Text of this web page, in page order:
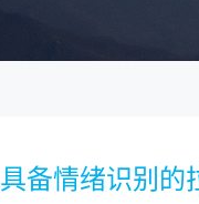
具备情绪识别的